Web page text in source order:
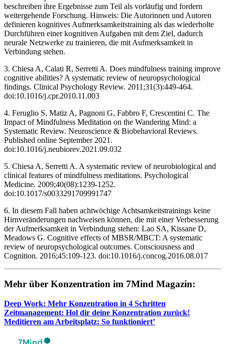
beschreiben ihre Ergebnisse zum Teil als vorläufig und fordern
weitergehende Forschung. Hinweis: Die Autorinnen und Autoren
definieren kognitives Aufmerksamkeitstraining als das wiederholte
Durchführen einer kognitiven Aufgaben mit dem Ziel, dadurch
neurale Netzwerke zu trainieren, die mit Aufmerksamkeit in
Verbindung stehen.
3. Chiesa A, Calati R, Serretti A. Does mindfulness training improve
cognitive abilities? A systematic review of neuropsychological
findings. Clinical Psychology Review. 2011;31(3):449-464.
doi:10.1016/j.cpr.2010.11.003 ‌
4. Feruglio S, Matiz A, Pagnoni G, Fabbro F, Crescentini C. The
Impact of Mindfulness Meditation on the Wandering Mind: a
Systematic Review. Neuroscience & Biobehavioral Reviews.
Published online September 2021.
doi:10.1016/j.neubiorev.2021.09.032
5. Chiesa A, Serretti A. A systematic review of neurobiological and
clinical features of mindfulness meditations. Psychological
Medicine. 2009;40(08):1239-1252.
doi:10.1017/s0033291709991747 ‌
6. In diesem Fall haben achtwöchige Achtsamkeitstrainings keine
Hirnveränderungen nachweisen können, die mit einer Verbesserung
der Aufmerksamkeit in Verbindung stehen: Lao SA, Kissane D,
Meadows G. Cognitive effects of MBSR/MBCT: A systematic
review of neuropsychological outcomes. Consciousness and
Cognition. 2016;45:109-123. doi:10.1016/j.concog.2016.08.017
Mehr über Kon­zen­tra­tion im 7Mind Maga­zin:
Deep Work: Mehr Kon­zen­tra­tion in 4 Schrit­ten
Zeit­ma­nage­ment: Hol dir deine Kon­zen­tra­tion zurück!
Medi­tie­ren am Arbeits­platz: So funktioniert’